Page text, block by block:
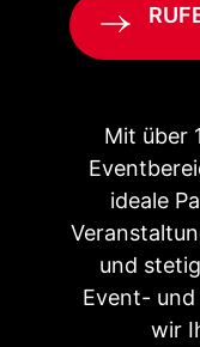
Mit über
ideale
und
Event-
wir